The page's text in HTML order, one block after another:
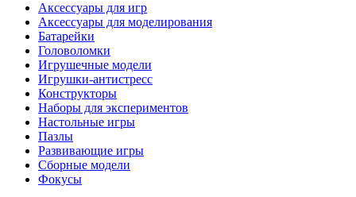
Аксессуары для игр
Аксессуары для моделирования
Батарейки
Головоломки
Игрушечные модели
Игрушки-антистресс
Конструкторы
Наборы для экспериментов
Настольные игры
Пазлы
Развивающие игры
Сборные модели
Фокусы